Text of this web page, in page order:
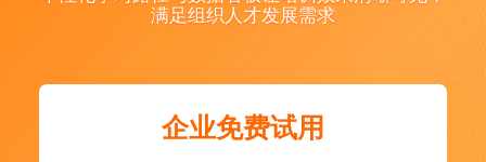
满足组织人才发展需求
企业免费试用